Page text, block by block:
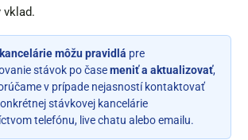
vklad.
môžu pravidlá pre
stávok po časemeniť a aktualizovať,
v prípade nejasností kontaktovať
stávkovej kancelárie
telefónu, live chatu alebo emailu.